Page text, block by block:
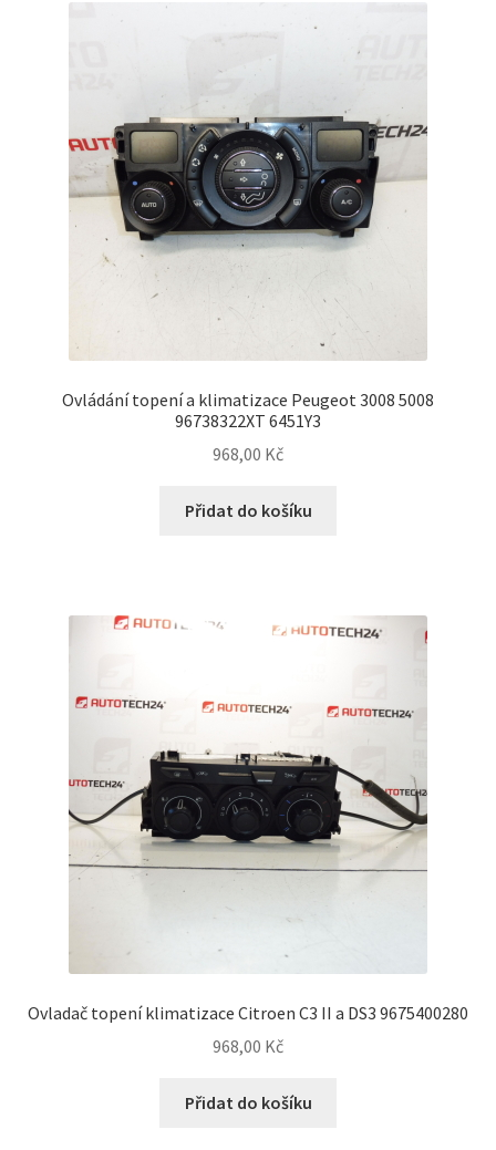
Ovládání topení a klimatizace Peugeot 3008 5008
96738322XT 6451Y3
968,00 Kč
Přidat do košíku
Ovladač topení klimatizace Citroen C3 II a DS3 9675400280
968,00 Kč
Přidat do košíku